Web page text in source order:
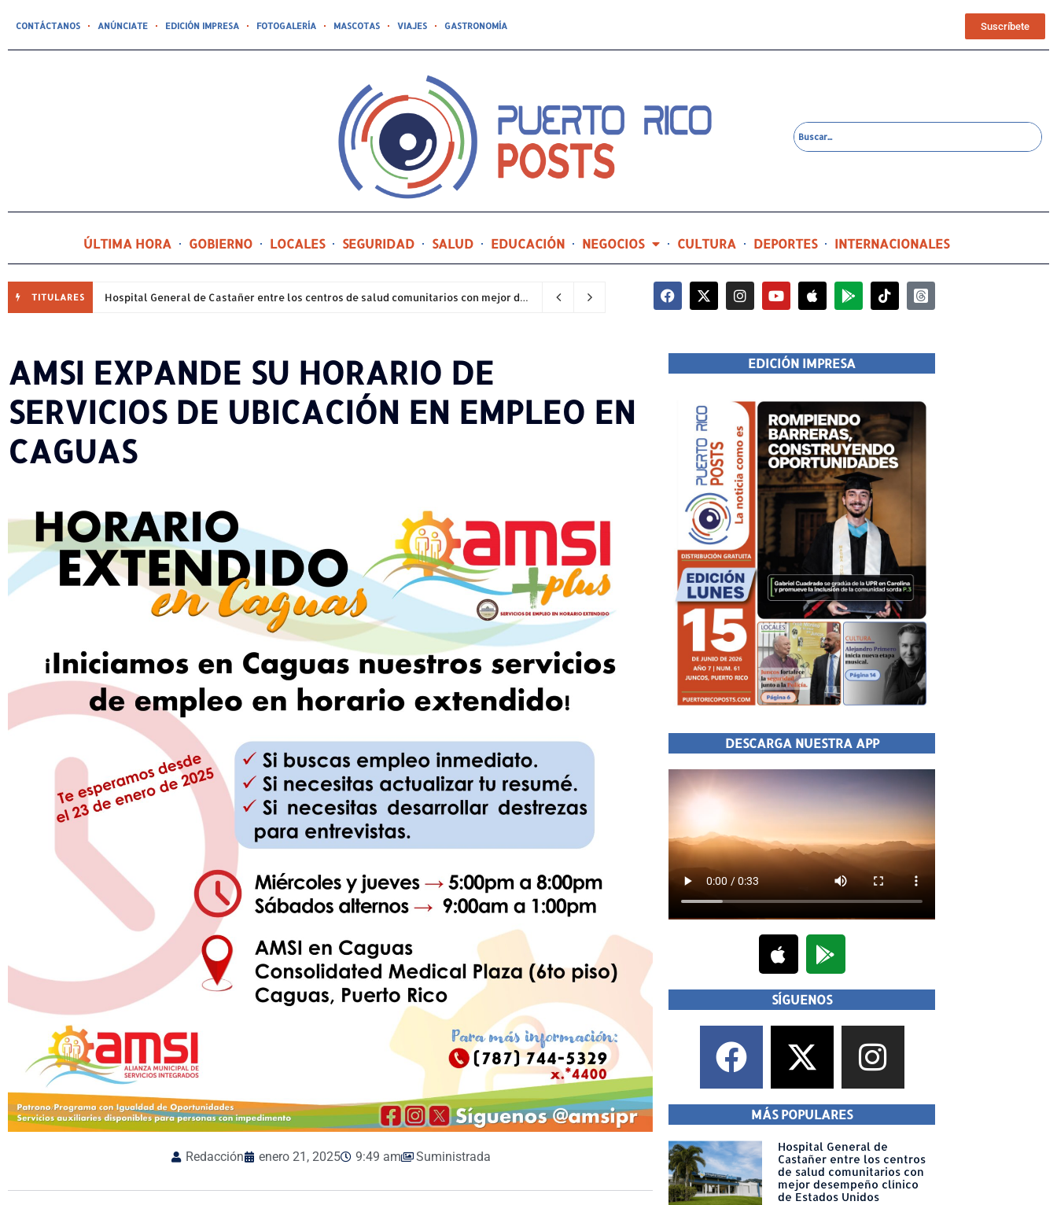
CONTÁCTANOS ANÚNCIATE EDICIÓN IMPRESA FOTOGALERÍA MASCOTAS VIAJES GASTRONOMÍA Suscríbete
ÚLTIMA HORA GOBIERNO LOCALES SEGURIDAD SALUD EDUCACIÓN NEGOCIOS CULTURA DEPORTES INTERNACIONALES
TITULARES Hospital General de Castañer entre los centros de salud comunitarios con mejor desempeño clínico de Estados Unidos 2 días ago
AMSI EXPANDE SU HORARIO DE
SERVICIOS DE UBICACIÓN EN EMPLEO EN
CAGUAS
Redacción enero 21, 2025 9:49 am Suministrada
EDICIÓN IMPRESA
DESCARGA NUESTRA APP
SÍGUENOS
MÁS POPULARES
Hospital General de
Castañer entre los centros
de salud comunitarios con
mejor desempeño clínico
de Estados Unidos